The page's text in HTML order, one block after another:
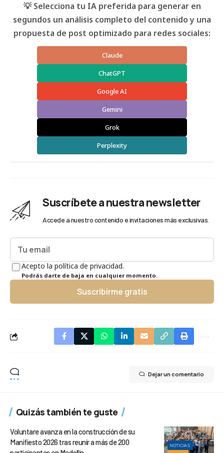
💡 Selecciona tu IA preferida para generar en
segundos un análisis completo del contenido y una
propuesta de post optimizado para redes sociales:
Claude
ChatGPT
Google AI
Gemini
Grok
Perplexity
Suscríbete a nuestra newsletter
Accede a nuestro contenido e invitaciones más exclusivas.
Acepto la política de privacidad.
Podrás darte de baja en cualquier momento.
Suscribirme gratis
Dejar un comentario
Quizás también te guste
NOTICIAS
Voluntare avanza en la construcción de su
Manifiesto 2026 tras reunir a más de 200